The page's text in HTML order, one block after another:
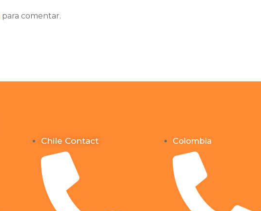
para comentar.
Chile Contact Colombia